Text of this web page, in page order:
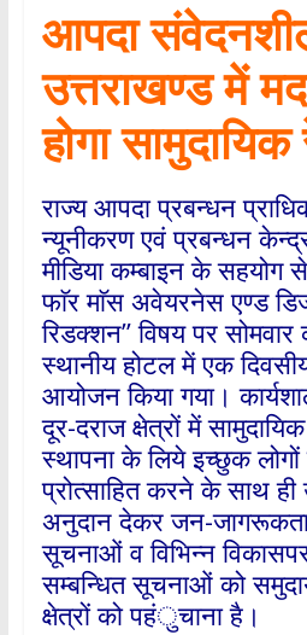
आपदा
उत्तराखण्ड में
होगा सामुदायिक
राज्य आपदा प्रबन्धन
न्यूनीकरण एवं प्रबन्धन
मीडिया कम्बाइन के सहयोग से
फाॅर माॅस अवेयरनेस एण्ड
रिडक्शन’’ विषय पर
स्थानीय होटल में एक
आयोजन किया गया।
दूर-दराज क्षेत्रों में
स्थापना के लिये इच्छुक
प्रोत्साहित करने के साथ
अनुदान देकर जन-
सूचनाओं व विभिन्न
सम्बन्धित सूचनाओं को
क्षेत्रों को पहंुचाना है।